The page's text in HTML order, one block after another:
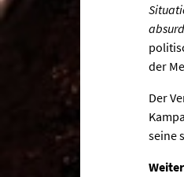
der
Der
seine